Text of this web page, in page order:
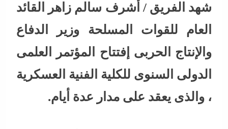
شهد الفريق / أشرف سالم زاهر القائد
العام للقوات المسلحة وزير الدفاع
والإنتاج الحربى إفتتاح المؤتمر العلمى
الدولى السنوى للكلية الفنية العسكرية
، والذى يعقد على مدار عدة أيام.